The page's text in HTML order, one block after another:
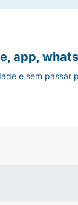
de frescor e
Usar somente
uso
Não
ao
app,
e sem passar